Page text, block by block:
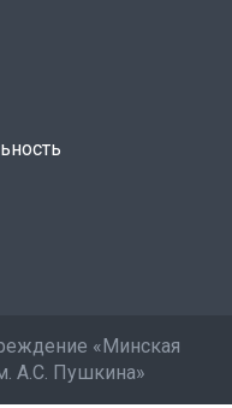
«Минская
А.С. Пушкина»